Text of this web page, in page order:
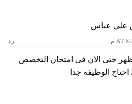
علي عباس
رد
حتى الان فى امتحان التخصص
احتاج الوظيفة جدا